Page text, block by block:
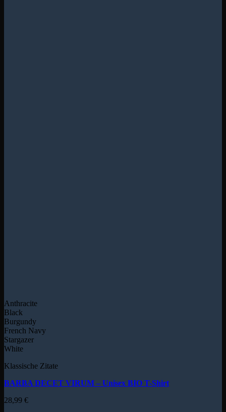
Anthracite
Black
Burgundy
French Navy
Stargazer
White
Klassische Zitate
BARBA DECET VIRUM – Unisex BIO T-Shirt
28,99 €